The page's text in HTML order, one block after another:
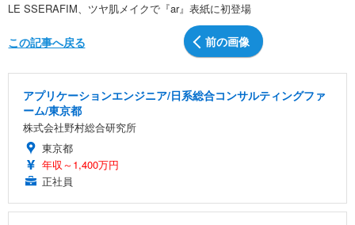
LE SSERAFIM、ツヤ肌メイクで『ar』表紙に初登場
前の画像
この記事へ戻る
アプリケーションエンジニア/日系総合コンサルティングファ
ーム/東京都
株式会社野村総合研究所
東京都
年収～1,400万円
正社員